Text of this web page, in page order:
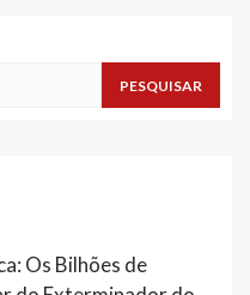
PESQUISAR
Os Bilhões de